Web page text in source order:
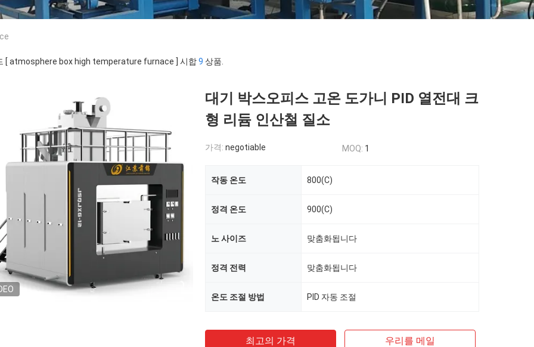
[ atmosphere box high temperature furnace ] 시합9 상품.
대기 박스오피스 고온 도가니 PID 열전대 크
형 리듐 인산철 질소
가격: negotiable MOQ: 1
작동 온도 800(C)
정격 온도 900(C)
노 사이즈 맞춤화됩니다
정격 전력 맞춤화됩니다
온도 조절 방법 PID 자동 조절
최고의 가격 우리를 메일